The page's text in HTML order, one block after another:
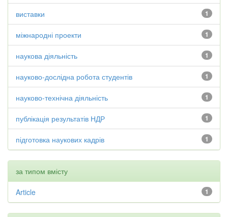
1
виставки
1
міжнародні проекти
1
наукова діяльність
1
науково-дослідна робота студентів
1
науково-технічна діяльність
1
публікація результатів НДР
1
підготовка наукових кадрів
за типом вмісту
1
Article